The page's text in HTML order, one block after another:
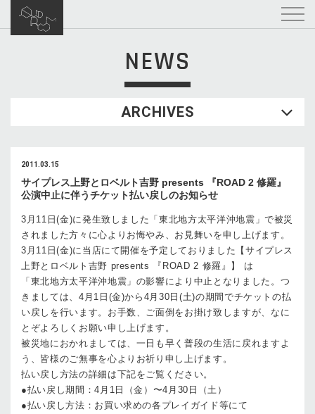
NEWS
ARCHIVES
2011.03.15
サイプレス上野とロベルト吉野 presents 『ROAD 2 修羅』
公演中止に伴うチケット払い戻しのお知らせ
3月11日(金)に発生致しました「東北地方太平洋沖地震」で被災
されました方々に心よりお悔やみ、お見舞いを申し上げます。
3月11日(金)に当店にて開催を予定しておりました【サイプレス
上野とロベルト吉野 presents 『ROAD 2 修羅』】 は
「東北地方太平洋沖地震」の影響により中止となりました。つ
きましては、4月1日(金)から4月30日(土)の期間でチケットの払
い戻しを行います。お手数、ご面倒をお掛け致しますが、なに
とぞよろしくお願い申し上げます。
被災地におかれましては、一日も早く普段の生活に戻れますよ
う、皆様のご無事を心よりお祈り申し上げます。
払い戻し方法の詳細は下記をご覧ください。
●払い戻し期間：4月1日（金）〜4月30日（土）
●払い戻し方法：お買い求めの各プレイガイド等にて